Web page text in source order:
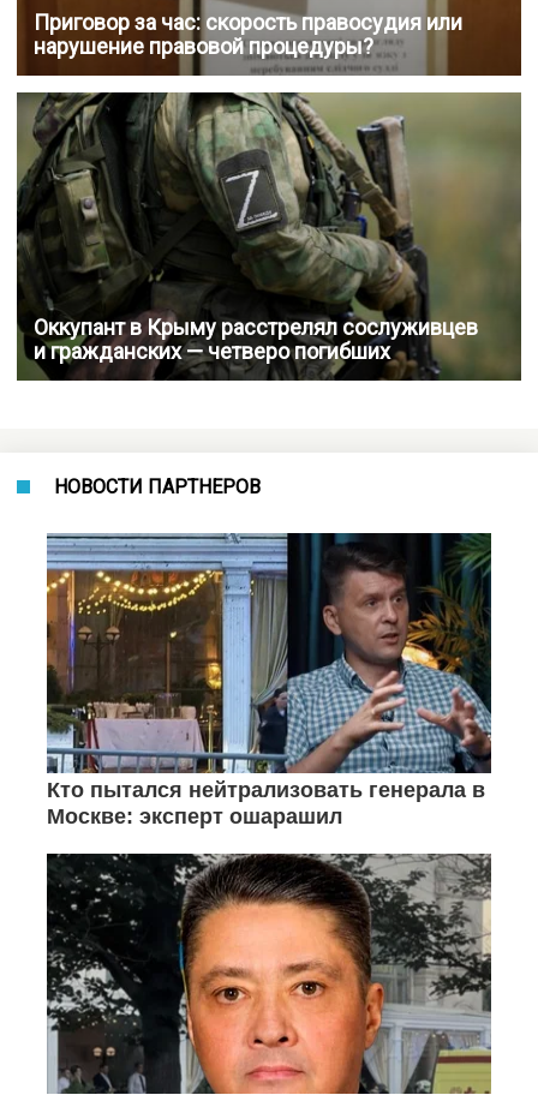
Приговор за час: скорость правосудия или
нарушение правовой процедуры?
Оккупант в Крыму расстрелял сослуживцев
и гражданских — четверо погибших
НОВОСТИ ПАРТНЕРОВ